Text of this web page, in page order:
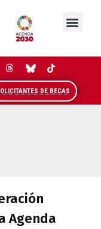
DE BECAS
Agenda